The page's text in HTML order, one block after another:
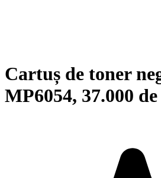
Cartuș de toner
MP6054, 37.000